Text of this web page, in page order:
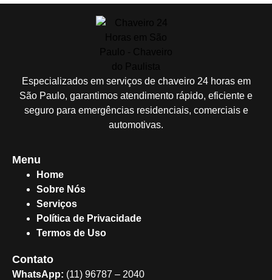
Especializados em serviços de chaveiro 24 horas em
São Paulo, garantimos atendimento rápido, eficiente e
seguro para emergências residenciais, comerciais e
automotivas.
Menu
Home
Sobre Nós
Serviços
Política de Privacidade
Termos de Uso
Contato
WhatsApp: (11) 96787 – 2040